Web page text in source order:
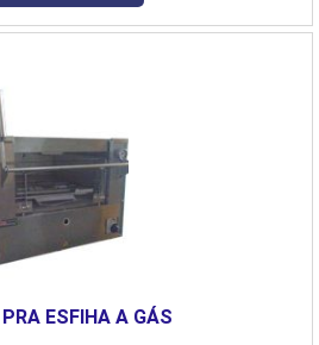
no Meio Ambiente.DIFERENCIAIS
escritório de alta qualidade onde são
técnica de apoio, tudo para se
industriais com proteção.Há
de uma empresa demonstrar
em sua área de atuação. A E-
se mostra referência por ter:
industriais; Alinhamento com
utilização de tecnologias de ponta;
ESFIHA A GÁS